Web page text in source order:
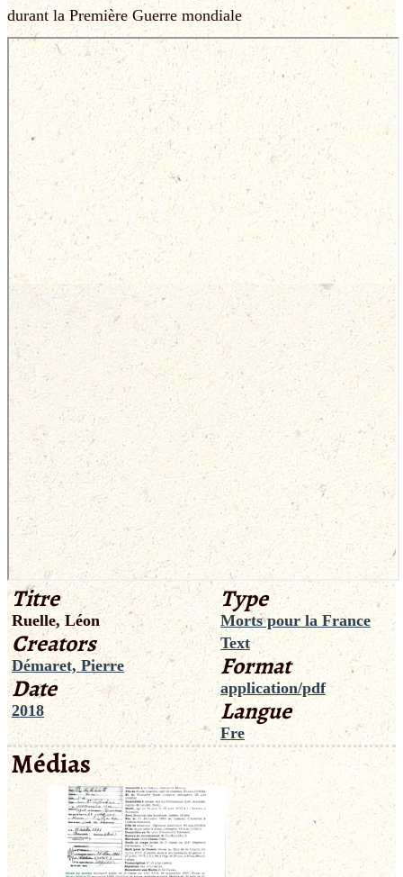
durant la Première Guerre mondiale
Titre
Ruelle, Léon
Creators
Démaret, Pierre
Date
2018
Type
Morts pour la France
Text
Format
application/pdf
Langue
Fre
Médias